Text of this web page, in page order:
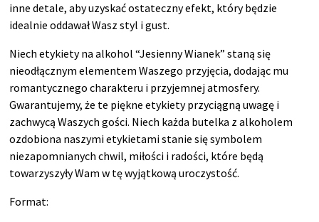
inne detale, aby uzyskać ostateczny efekt, który będzie
idealnie oddawał Wasz styl i gust.
Niech etykiety na alkohol “Jesienny Wianek” staną się
nieodłącznym elementem Waszego przyjęcia, dodając mu
romantycznego charakteru i przyjemnej atmosfery.
Gwarantujemy, że te piękne etykiety przyciągną uwagę i
zachwycą Waszych gości. Niech każda butelka z alkoholem
ozdobiona naszymi etykietami stanie się symbolem
niezapomnianych chwil, miłości i radości, które będą
towarzyszyły Wam w tę wyjątkową uroczystość.
Format: